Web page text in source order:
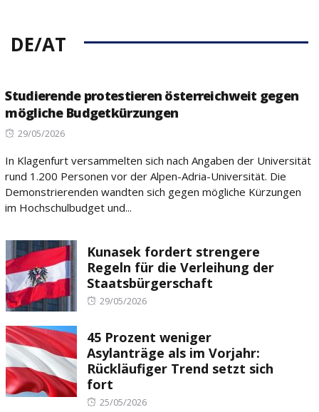
DE/AT
Studierende protestieren österreichweit gegen
mögliche Budgetkürzungen
Posted
29/05/2026
In Klagenfurt versammelten sich nach Angaben der Universität
rund 1.200 Personen vor der Alpen-Adria-Universität. Die
Demonstrierenden wandten sich gegen mögliche Kürzungen
im Hochschulbudget und...
Kunasek fordert strengere
Regeln für die Verleihung der
Staatsbürgerschaft
Posted
29/05/2026
45 Prozent weniger
Asylanträge als im Vorjahr:
Rückläufiger Trend setzt sich
fort
Posted
25/05/2026